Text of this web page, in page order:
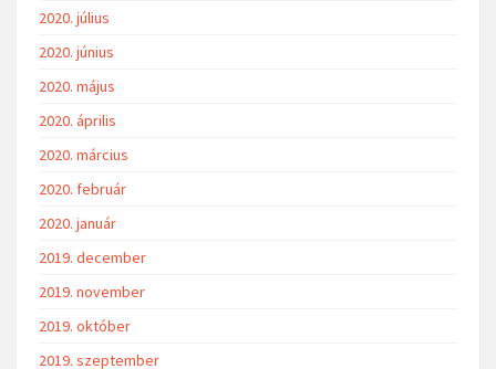
2020. július
2020. június
2020. május
2020. április
2020. március
2020. február
2020. január
2019. december
2019. november
2019. október
2019. szeptember